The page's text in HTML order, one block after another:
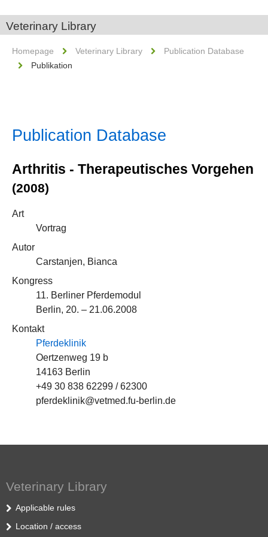
Veterinary Library
Homepage Veterinary Library
Publication Database
Publikation
Publication Database
Arthritis - Therapeutisches Vorgehen
(2008)
Art
Vortrag
Autor
Carstanjen, Bianca
Kongress
11. Berliner Pferdemodul
Berlin, 20. – 21.06.2008
Kontakt
Pferdeklinik
Oertzenweg 19 b
14163 Berlin
+49 30 838 62299 / 62300
pferdeklinik@vetmed.fu-berlin.de
Veterinary Library
Applicable rules
Location / access